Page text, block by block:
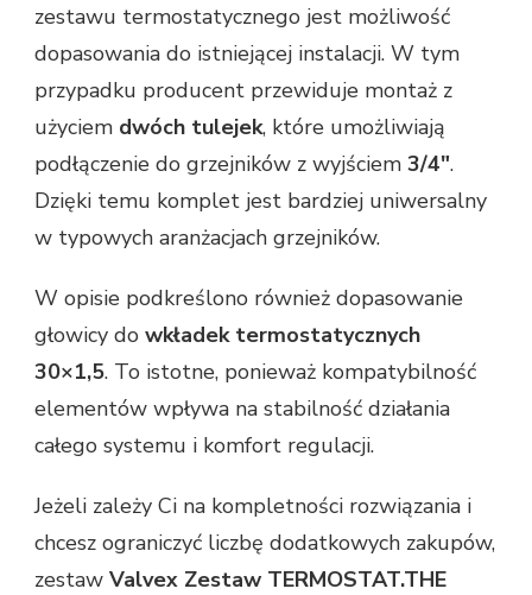
zestawu termostatycznego jest możliwość
dopasowania do istniejącej instalacji. W tym
przypadku producent przewiduje montaż z
użyciem dwóch tulejek, które umożliwiają
podłączenie do grzejników z wyjściem 3/4″.
Dzięki temu komplet jest bardziej uniwersalny
w typowych aranżacjach grzejników.
W opisie podkreślono również dopasowanie
głowicy do wkładek termostatycznych
30×1,5. To istotne, ponieważ kompatybilność
elementów wpływa na stabilność działania
całego systemu i komfort regulacji.
Jeżeli zależy Ci na kompletności rozwiązania i
chcesz ograniczyć liczbę dodatkowych zakupów,
zestaw Valvex Zestaw TERMOSTAT.THE